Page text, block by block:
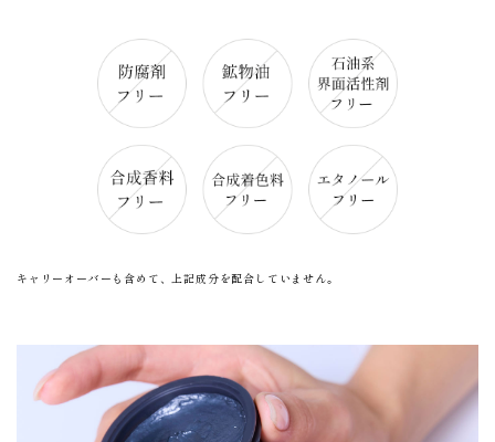
キャリーオーバーも含めて、上記成分を配合していません。